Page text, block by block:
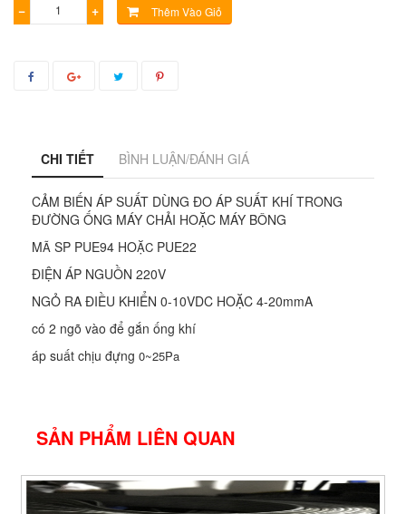
− + Thêm Vào Giỏ
CHI TIẾT BÌNH LUẬN/ĐÁNH GIÁ
CẢM BIẾN ÁP SUẤT DÙNG ĐO ÁP SUẤT KHÍ TRONG
ĐƯỜNG ỐNG MÁY CHẢI HOẶC MÁY BÔNG
MÃ SP PUE94 HOẶC PUE22
ĐIỆN ÁP NGUỒN 220V
NGỎ RA ĐIỀU KHIỂN 0-10VDC HOẶC 4-20mmA
có 2 ngõ vào để gắn ống khí
áp suất chịu đựng 0~25Pa
SẢN PHẨM LIÊN QUAN